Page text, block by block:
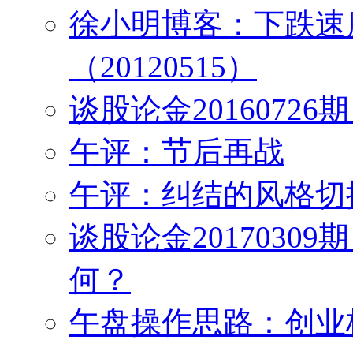
徐小明博客：下跌
（20120515）
谈股论金20160726
午评：节后再战
午评：纠结的风格切
谈股论金20170309
何？
午盘操作思路：创